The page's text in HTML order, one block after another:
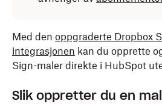
Med den oppgraderte Dropbox
integrasjonen kan du opprette
Sign-maler direkte i HubSpot
Slik oppretter du en